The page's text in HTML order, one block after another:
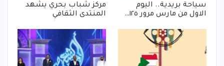
سياحة بريدية.. اليوم
الاول من مارس مرور ١٢٥…
مركز شباب بحري يشهد
المنتدى الثقافي